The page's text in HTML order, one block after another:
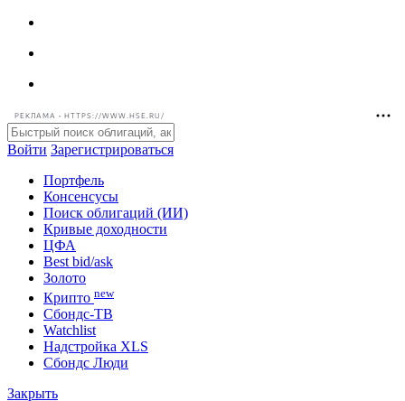
РЕКЛАМА • HTTPS://WWW.HSE.RU/
Войти Зарегистрироваться
Портфель
Консенсусы
Поиск облигаций (ИИ)
Кривые доходности
ЦФА
Best bid/ask
Золото
Крипто new
Watchlist